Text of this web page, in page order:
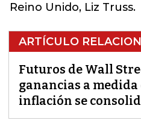
Reino Unido, Liz Truss.
ARTÍCULO
Futuros de Wall
ganancias a medida
inflación se